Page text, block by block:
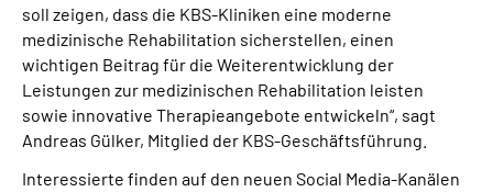
soll zeigen, dass die KBS-Kliniken eine moderne
medizinische Rehabilitation sicherstellen, einen
wichtigen Beitrag für die Weiterentwicklung der
Leistungen zur medizinischen Rehabilitation leisten
sowie innovative Therapieangebote entwickeln“, sagt
Andreas Gülker, Mitglied der KBS-Geschäftsführung.
Interessierte finden auf den neuen Social Media-Kanälen